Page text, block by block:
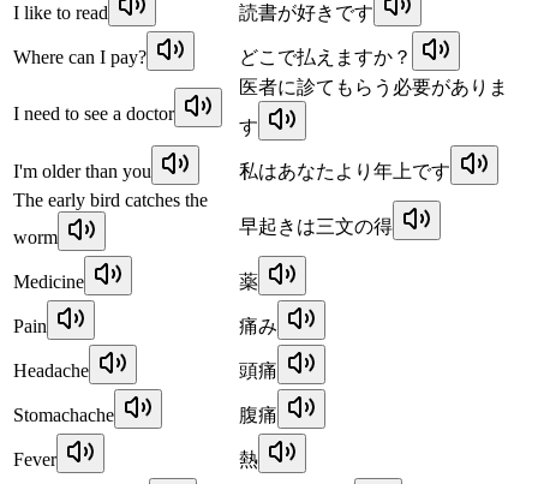
I like to read 読書が好きです
Where can I pay? どこで払えますか？
I need to see a doctor
医者に診てもらう必要がありま
す
I'm older than you
私はあなたより年上です
The early bird catches the
worm
早起きは三文の得
Medicine 薬
Pain 痛み
Headache 頭痛
Stomachache 腹痛
Fever 熱